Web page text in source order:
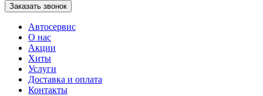
Заказать звонок
Автосервис
О нас
Акции
Хиты
Услуги
Доставка и оплата
Контакты